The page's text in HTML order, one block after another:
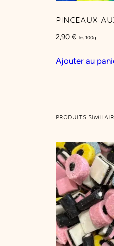
PINCEAUX
2,90 € les 100g
Ajouter au
PRODUITS